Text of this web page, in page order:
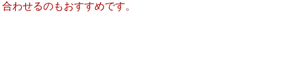
わせるのもおすすめです。